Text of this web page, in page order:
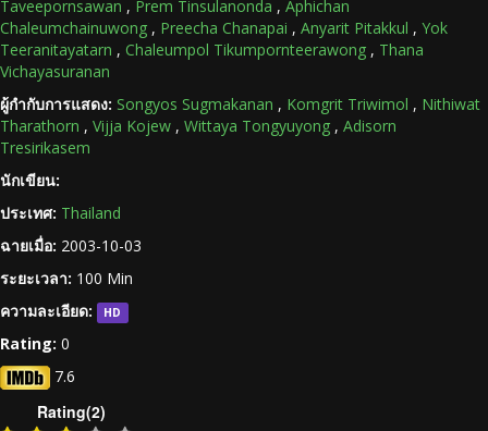
Taveepornsawan , Prem Tinsulanonda , Aphichan
Chaleumchainuwong , Preecha Chanapai , Anyarit Pitakkul , Yok
Teeranitayatarn , Chaleumpol Tikumpornteerawong , Thana
Vichayasuranan
ผู้กำกับการแสดง: Songyos Sugmakanan , Komgrit Triwimol , Nithiwat
Tharathorn , Vijja Kojew , Wittaya Tongyuyong , Adisorn
Tresirikasem
นักเขียน:
ประเทศ: Thailand
ฉายเมื่อ: 2003-10-03
ระยะเวลา: 100 Min
ความละเอียด:
HD
Rating: 0
7.6
Rating(2)